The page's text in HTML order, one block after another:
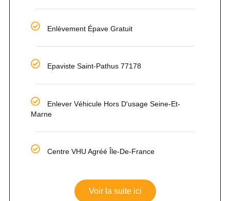
Enlèvement Épave Gratuit
Epaviste Saint-Pathus 77178
Enlever Véhicule Hors D'usage Seine-Et-
Marne
Centre VHU Agréé Île-De-France
Voir la suite ici